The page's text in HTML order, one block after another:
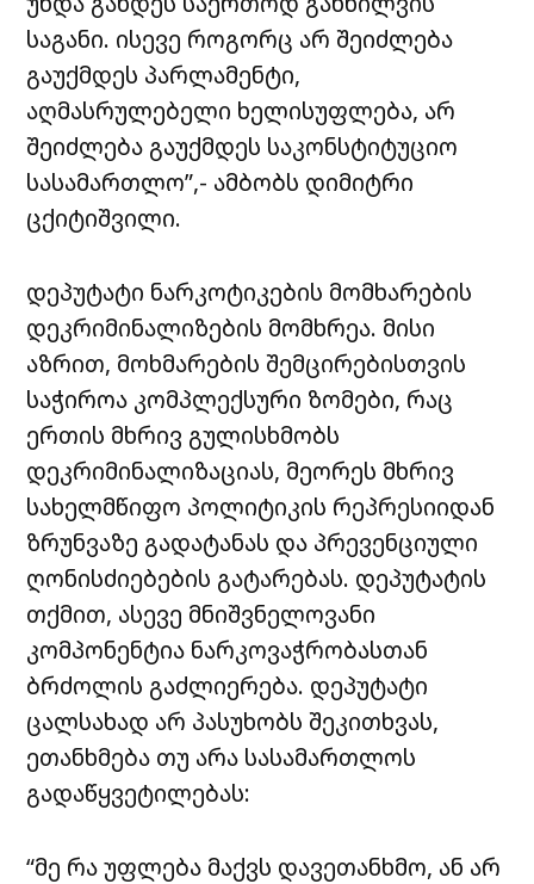
საგანი. ისევე როგორც არ შეიძლება
გაუქმდეს პარლამენტი,
აღმასრულებელი ხელისუფლება, არ
შეიძლება გაუქმდეს საკონსტიტუციო
სასამართლო”,- ამბობს დიმიტრი
ცქიტიშვილი.
დეპუტატი ნარკოტიკების მომხარების
დეკრიმინალიზების მომხრეა. მისი
აზრით, მოხმარების შემცირებისთვის
საჭიროა კომპლექსური ზომები, რაც
ერთის მხრივ გულისხმობს
დეკრიმინალიზაციას, მეორეს მხრივ
სახელმწიფო პოლიტიკის რეპრესიიდან
ზრუნვაზე გადატანას და პრევენციული
ღონისძიებების გატარებას. დეპუტატის
თქმით, ასევე მნიშვნელოვანი
კომპონენტია ნარკოვაჭრობასთან
ბრძოლის გაძლიერება. დეპუტატი
ცალსახად არ პასუხობს შეკითხვას,
ეთანხმება თუ არა სასამართლოს
გადაწყვეტილებას:
“მე რა უფლება მაქვს დავეთანხმო, ან არ